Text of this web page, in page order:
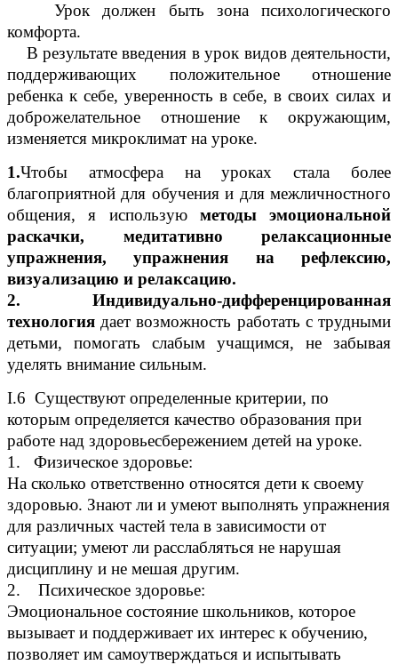
Урок должен быть зона психологического
комфорта.
В результате введения в урок видов деятельности,
поддерживающих положительное отношение
ребенка к себе, уверенность в себе, в своих силах и
доброжелательное отношение к окружающим,
изменяется микроклимат на уроке.
1.Чтобы атмосфера на уроках стала более
благоприятной для обучения и для межличностного
общения, я использую методы эмоциональной
раскачки, медитативно релаксационные
упражнения, упражнения на рефлексию,
визуализацию и релаксацию.
2. Индивидуально-дифференцированная
технология дает возможность работать с трудными
детьми, помогать слабым учащимся, не забывая
уделять внимание сильным.
I.6 Существуют определенные критерии, по
которым определяется качество образования при
работе над здоровьесбережением детей на уроке.
1. Физическое здоровье:
На сколько ответственно относятся дети к своему
здоровью. Знают ли и умеют выполнять упражнения
для различных частей тела в зависимости от
ситуации; умеют ли расслабляться не нарушая
дисциплину и не мешая другим.
2. Психическое здоровье:
Эмоциональное состояние школьников, которое
вызывает и поддерживает их интерес к обучению,
позволяет им самоутверждаться и испытывать